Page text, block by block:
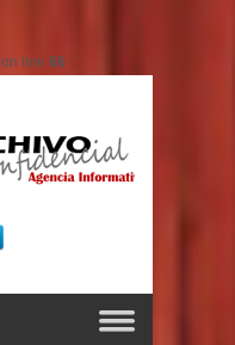
on line 66